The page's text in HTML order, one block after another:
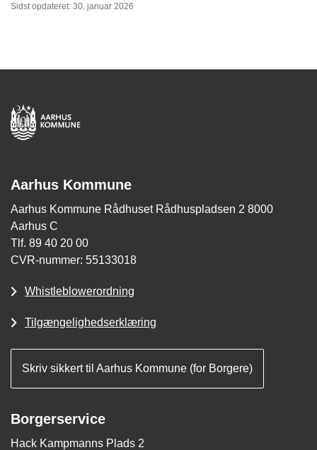
Sidst opdateret: 30. januar 2026
Aarhus Kommune
Aarhus Kommune Rådhuset Rådhuspladsen 2 8000
Aarhus C
Tlf. 89 40 20 00
CVR-nummer: 55133018
Whistleblowerordning
Tilgængelighedserklæring
Skriv sikkert til Aarhus Kommune (for Borgere)
Borgerservice
Hack Kampmanns Plads 2